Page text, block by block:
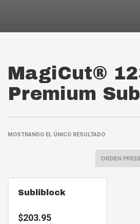
MagiCut®
Premium
MOSTRANDO EL ÚNICO RESULTADO
Subliblock
$203.95